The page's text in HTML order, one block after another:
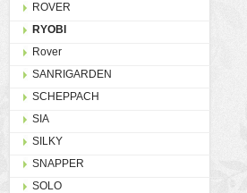
ROVER
RYOBI
Rover
SANRIGARDEN
SCHEPPACH
SIA
SILKY
SNAPPER
SOLO